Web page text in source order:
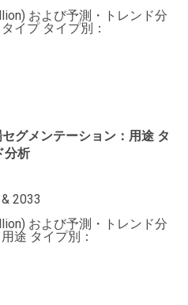
および予測・トレンド分
イプ タイプ別：
グメンテーション：用途 タ
分析
2033
および予測・トレンド分
途 タイプ別：